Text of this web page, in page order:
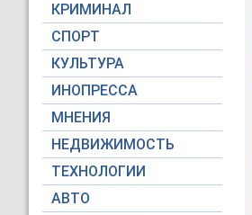
КРИМИНАЛ
СПОРТ
КУЛЬТУРА
ИНОПРЕССА
МНЕНИЯ
НЕДВИЖИМОСТЬ
ТЕХНОЛОГИИ
АВТО